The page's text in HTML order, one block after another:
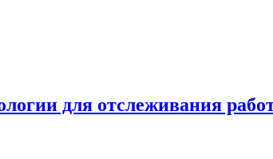
для отслеживания